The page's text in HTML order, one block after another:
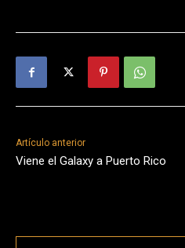
Artículo anterior
Viene el Galaxy a Puerto Rico